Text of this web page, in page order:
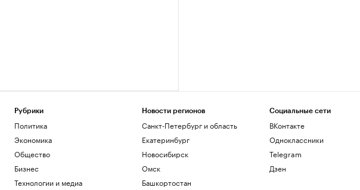
Рубрики
Политика
Экономика
Общество
Бизнес
Технологии и медиа
Новости регионов
Санкт-Петербург и область
Екатеринбург
Новосибирск
Омск
Башкортостан
Социальные сети
ВКонтакте
Одноклассники
Telegram
Дзен